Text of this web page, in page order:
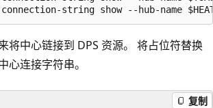
将中心链接到 DPS 资源。 将占位符替换
心连接字符串。
复制